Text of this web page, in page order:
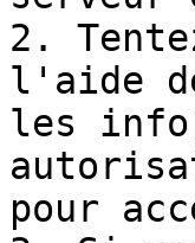
2.
l'aide
les
pour